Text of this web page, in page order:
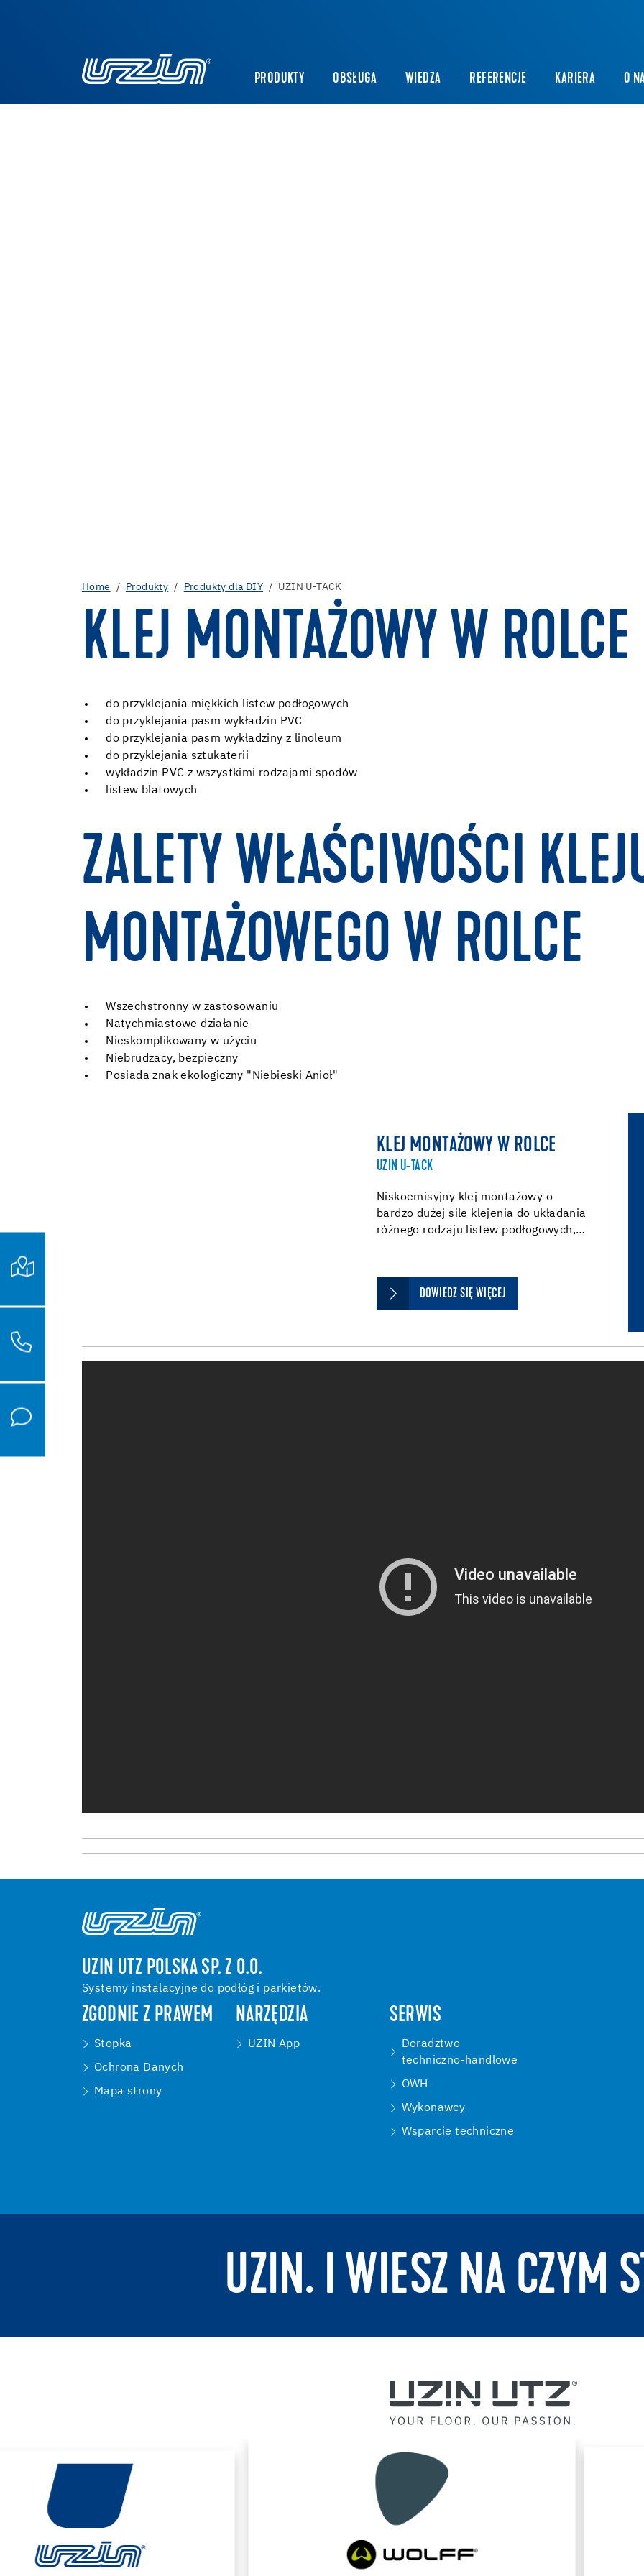
PRODUKTY OBSŁUGA WIEDZA REFERENCJE KARIERA O
Home Produkty Produkty dla DIY UZIN U-TACK
KLEJ MONTAŻOWY W
do przyklejania miękkich listew podłogowych
do przyklejania pasm wykładzin PVC
do przyklejania pasm wykładziny z linoleum
do przyklejania sztukaterii
wykładzin PVC z wszystkimi rodzajami spodów
listew blatowych
ZALETY WŁAŚCIWOŚCI
MONTAŻOWEGO W ROLCE
Wszechstronny w zastosowaniu
Natychmiastowe działanie
Nieskomplikowany w użyciu
Niebrudzacy, bezpieczny
Posiada znak ekologiczny "Niebieski Anioł"
KLEJ MONTAŻOWY W ROLCE
UZIN U-TACK
Niskoemisyjny klej montażowy o
bardzo dużej sile klejenia do układania
różnego rodzaju listew podłogowych,…
DOWIEDZ SIĘ WIĘCEJ
UZIN UTZ POLSKA SP. Z O.O.
Systemy instalacyjne do podłóg i parkietów.
ZGODNIE Z PRAWEM
Stopka
Ochrona Danych
Mapa strony
NARZĘDZIA
UZIN App
SERWIS
Doradztwo
techniczno-handlowe
OWH
Wykonawcy
Wsparcie techniczne
UZIN. I WIESZ NA CZYM